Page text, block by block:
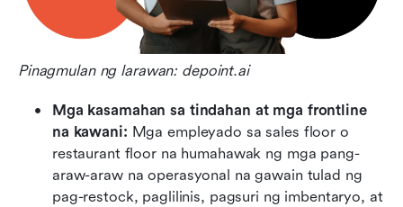
Pinagmulan ng larawan: depoint.ai
Mga kasamahan sa tindahan at mga frontline
na kawani: Mga empleyado sa sales floor o
restaurant floor na humahawak ng mga pang-
araw-araw na operasyonal na gawain tulad ng
pag-restock, paglilinis, pagsuri ng imbentaryo, at